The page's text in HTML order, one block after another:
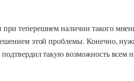
теперешнем наличии такого
этой проблемы. Конечно,
такую возможность всем